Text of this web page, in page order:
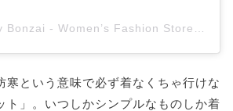
寒という意味で必ず着なくちゃ行けな
ト」。いつしかシンプルなものしか着